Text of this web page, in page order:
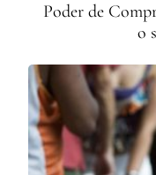
Poder de
o